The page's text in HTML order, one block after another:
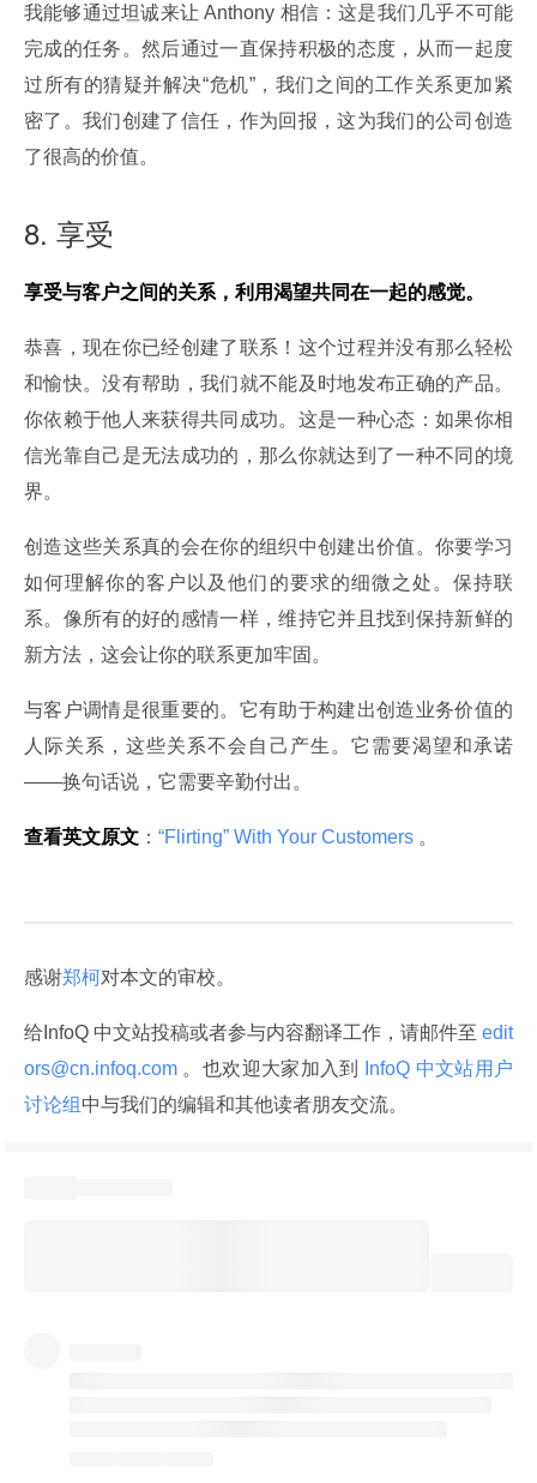
我能够通过坦诚来让 Anthony 相信：这是我们几乎不可能
完成的任务。然后通过一直保持积极的态度，从而一起度
过所有的猜疑并解决“危机”，我们之间的工作关系更加紧
密了。我们创建了信任，作为回报，这为我们的公司创造
了很高的价值。
8. 享受
享受与客户之间的关系，利用渴望共同在一起的感觉。
恭喜，现在你已经创建了联系！这个过程并没有那么轻松
和愉快。没有帮助，我们就不能及时地发布正确的产品。
你依赖于他人来获得共同成功。这是一种心态：如果你相
信光靠自己是无法成功的，那么你就达到了一种不同的境
界。
创造这些关系真的会在你的组织中创建出价值。你要学习
如何理解你的客户以及他们的要求的细微之处。保持联
系。像所有的好的感情一样，维持它并且找到保持新鲜的
新方法，这会让你的联系更加牢固。
与客户调情是很重要的。它有助于构建出创造业务价值的
人际关系，这些关系不会自己产生。它需要渴望和承诺
——换句话说，它需要辛勤付出。
查看英文原文 ： “Flirting” With Your Customers 。
感谢郑柯对本文的审校。
给InfoQ 中文站投稿或者参与内容翻译工作，请邮件至 edit
ors@cn.infoq.com 。也欢迎大家加入到
InfoQ 中文站用户
讨论组 中与我们的编辑和其他读者朋友交流。